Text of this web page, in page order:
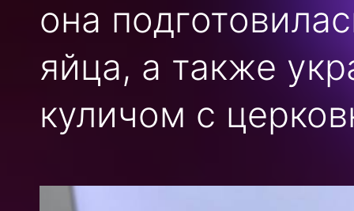
она
яйца, а также
куличом с